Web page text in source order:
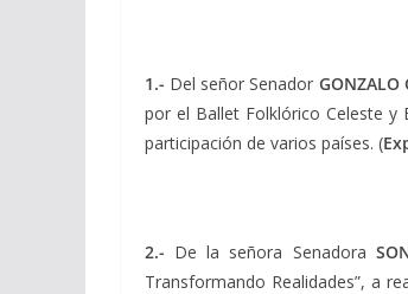
1.- Del señor Senador GONZALO
por el Ballet Folklórico Celeste y
participación de varios países. (
2.- De la señora Senadora
Transformando Realidades”, a